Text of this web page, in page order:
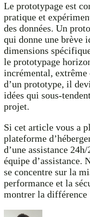
Le prototypage est
pratique et
des données. Un
qui donne une brève
dimensions
le prototypage
incrémental,
d’un prototype, il
idées qui sous-
projet.
Si cet article vous a
plateforme
d’une assistance
équipe d’assistance.
se concentre sur la
performance et la
montrer la différence